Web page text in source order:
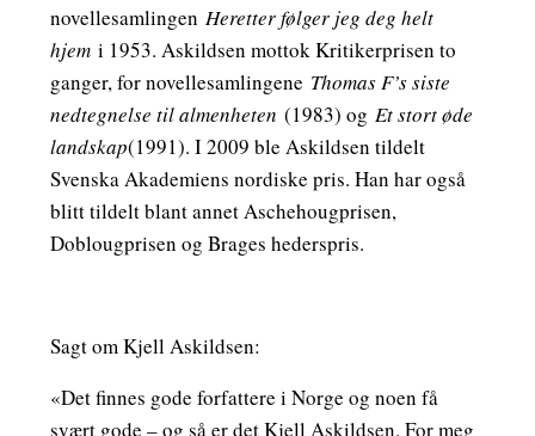
novellesamlingen Heretter følger jeg deg helt
hjemi 1953. Askildsen mottok Kritikerprisen to
ganger, for novellesamlingene Thomas F’s siste
nedtegnelse til almenheten (1983) og Et stort øde
landskap(1991). I 2009 ble Askildsen tildelt
Svenska Akademiens nordiske pris. Han har også
blitt tildelt blant annet Aschehougprisen,
Doblougprisen og Brages hederspris.
Sagt om Kjell Askildsen:
«Det finnes gode forfattere i Norge og noen få
svært gode – og så er det Kjell Askildsen. For meg